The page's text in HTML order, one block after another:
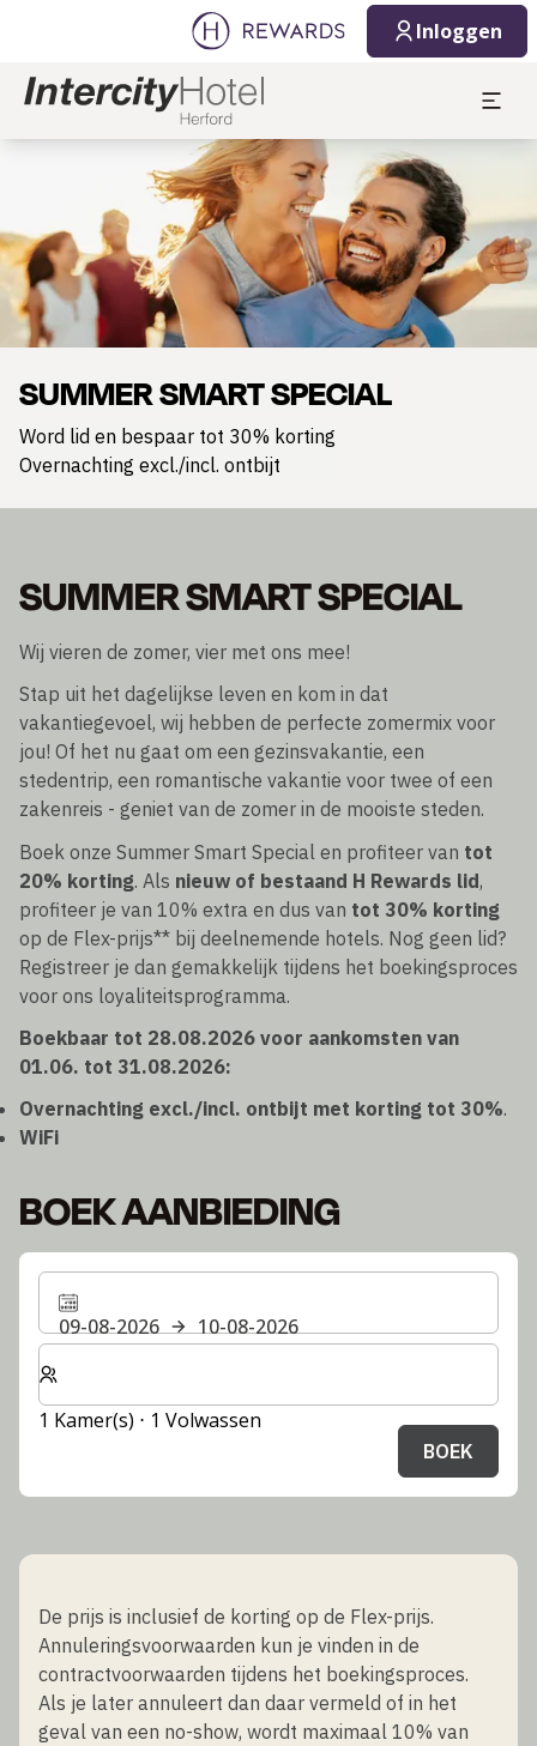
Inloggen
SUMMER SMART SPECIAL
Word lid en bespaar tot 30% korting
Overnachting excl./incl. ontbijt
SUMMER SMART SPECIAL
Wij vieren de zomer, vier met ons mee!
Stap uit het dagelijkse leven en kom in dat
vakantiegevoel, wij hebben de perfecte zomermix voor
jou! Of het nu gaat om een gezinsvakantie, een
stedentrip, een romantische vakantie voor twee of een
zakenreis - geniet van de zomer in de mooiste steden.
Boek onze Summer Smart Special en profiteer van tot
20% korting. Als nieuw of bestaand H Rewards lid,
profiteer je van 10% extra en dus van tot 30% korting
op de Flex-prijs** bij deelnemende hotels. Nog geen lid?
Registreer je dan gemakkelijk tijdens het boekingsproces
voor ons loyaliteitsprogramma.
Boekbaar tot 28.08.2026 voor aankomsten van
01.06. tot 31.08.2026:
Overnachting excl./incl. ontbijt met korting tot 30%.
WiFi
BOEK AANBIEDING
09-08-2026
10-08-2026
Selecteer het aantal kamers en gasten voor je verblijf
1 Kamer(s) ⋅ 1 Volwassen
BOEK
De prijs is inclusief de korting op de Flex-prijs.
Annuleringsvoorwaarden kun je vinden in de
contractvoorwaarden tijdens het boekingsproces.
Als je later annuleert dan daar vermeld of in het
geval van een no-show, wordt maximaal 10% van